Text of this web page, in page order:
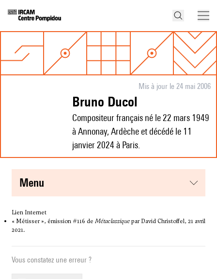
Mis à jour le 24 mai 2006
Bruno Ducol
Compositeur français né le 22 mars 1949
à Annonay, Ardèche et décédé le 11
janvier 2024 à Paris.
menu
Lien Internet
« Métisser», émission #116 de Métaclassiquepar David Christoffel, 21 avril
2021.
Vous constatez une erreur ?